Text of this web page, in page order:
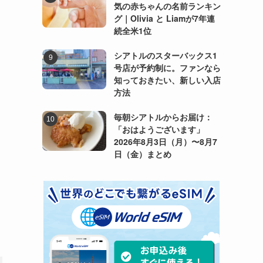
気の赤ちゃんの名前ランキン
グ｜Olivia と Liamが7年連
続全米1位
シアトルのスターバックス1
号店が予約制に。ファンなら
知っておきたい、新しい入店
方法
毎朝シアトルからお届け：
「おはようございます」
2026年8月3日（月）〜8月7
日（金）まとめ